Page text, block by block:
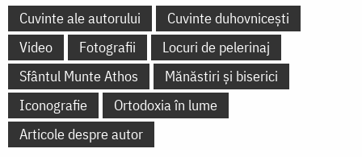
Cuvinte ale autorului
Cuvinte duhovnicești
Video
Fotografii
Locuri de pelerinaj
Sfântul Munte Athos
Mănăstiri și biserici
Iconografie
Ortodoxia în lume
Articole despre autor